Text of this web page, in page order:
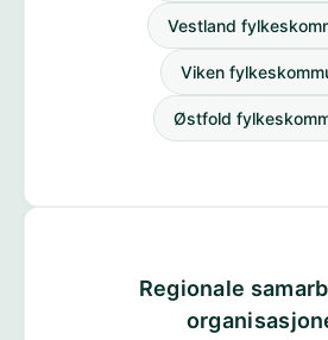
Vestland
Viken
Østfold
Regionale